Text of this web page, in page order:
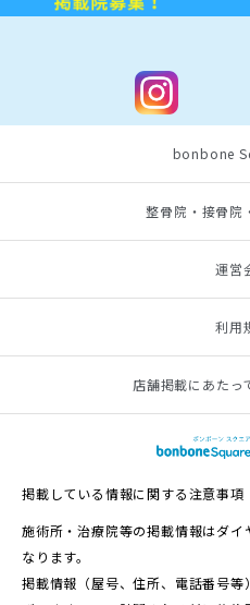
bonbone
整骨院・接骨院
運営
利用
店舗掲載にあたっ
掲載している情報に関する注意事項
施術所・治療院等の掲載情報はダ
なります。
掲載情報（屋号、住所、電話番号